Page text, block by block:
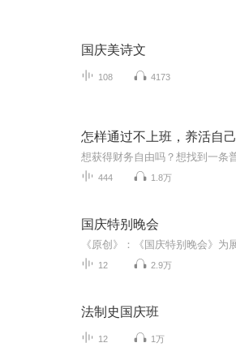
国庆美诗文
108 4173
怎样通过不上班，养活自己
444 1.8万
国庆特别晚会
12 2.9万
法制史国庆班
12 1万